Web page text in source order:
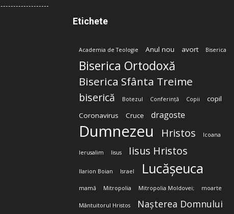
Etichete
Academia de Teologie Anul nou avort Biserica
Biserica Ortodoxă
Biserica Sfânta Treime
biserică Botezul Conferință Copii
copil
Coronavirus
Cruce dragoste
Dumnezeu Hristos Icoana
Ierusalim Iisus Iisus Hristos
Ilarion Boian Israel Lucășeuca
mamă Mitropolia Mitropolia Moldovei; moarte
Mântuitorul Hristos Nașterea Domnului